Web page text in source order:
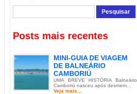
Posts mais recentes
MINI-GUIA DE VIAGEM
DE BALNEÁRIO
CAMBORIÚ
UMA BREVE HISTÓRIA Balneário
Camboriú nasceu após desmem...
Veja mais...